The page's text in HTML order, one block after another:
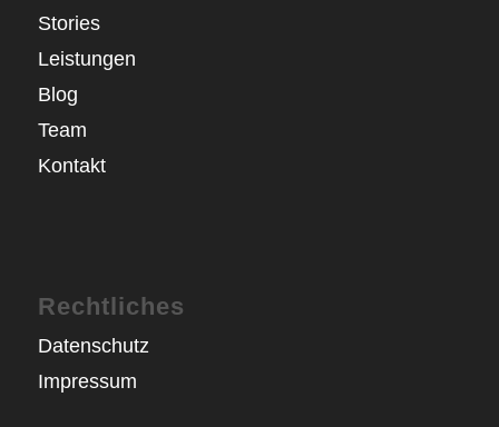
Stories
Leistungen
Blog
Team
Kontakt
Rechtliches
Datenschutz
Impressum